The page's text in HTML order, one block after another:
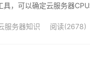
，可以确定云服务器CPU
服务器知识 阅读(2678)